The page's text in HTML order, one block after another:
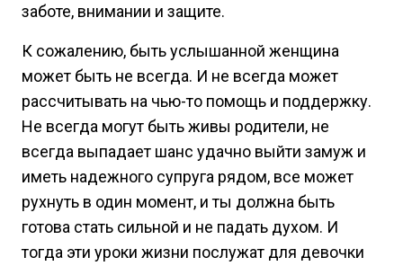
заботе, внимании и защите.
К сожалению, быть услышанной женщина
может быть не всегда. И не всегда может
рассчитывать на чью-то помощь и поддержку.
Не всегда могут быть живы родители, не
всегда выпадает шанс удачно выйти замуж и
иметь надежного супруга рядом, все может
рухнуть в один момент, и ты должна быть
готова стать сильной и не падать духом. И
тогда эти уроки жизни послужат для девочки